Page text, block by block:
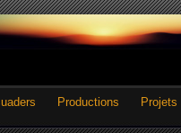
Productions Projets